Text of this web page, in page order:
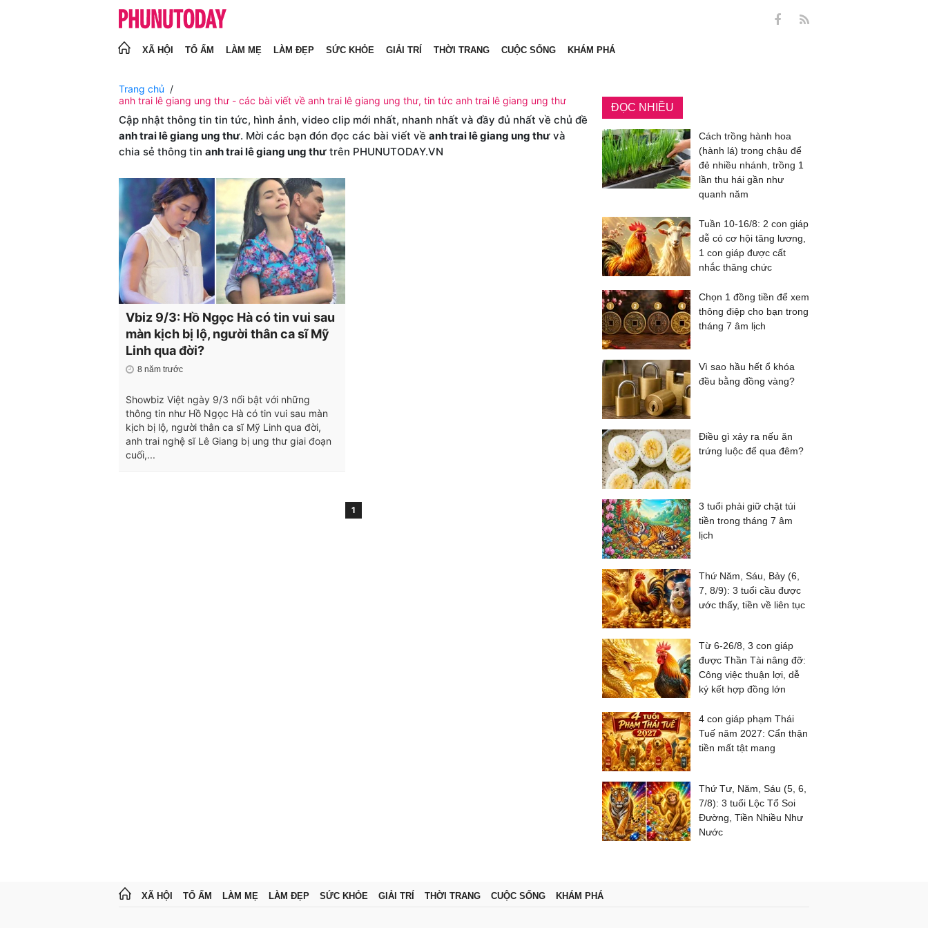
XÃ HỘI TỔ ẤM LÀM MẸ LÀM ĐẸP SỨC KHỎE GIẢI TRÍ THỜI TRANG CUỘC SỐNG KHÁM PHÁ
Trang chủ
anh trai lê giang ung thư - các bài viết về anh trai lê giang ung thư, tin tức anh trai lê giang ung thư
Cập nhật thông tin tin tức, hình ảnh, video clip mới nhất, nhanh nhất và đầy đủ nhất về chủ đề
anh trai lê giang ung thư. Mời các bạn đón đọc các bài viết về anh trai lê giang ung thư và
chia sẻ thông tin anh trai lê giang ung thư trên PHUNUTODAY.VN
Vbiz 9/3: Hồ Ngọc Hà có tin vui sau
màn kịch bị lộ, người thân ca sĩ Mỹ
Linh qua đời?
8 năm trước
Showbiz Việt ngày 9/3 nổi bật với những
thông tin như Hồ Ngọc Hà có tin vui sau màn
kịch bị lộ, người thân ca sĩ Mỹ Linh qua đời,
anh trai nghệ sĩ Lê Giang bị ung thư giai đoạn
cuối,...
1
ĐỌC NHIỀU
Cách trồng hành hoa
(hành lá) trong chậu để
đẻ nhiều nhánh, trồng 1
lần thu hái gần như
quanh năm
Tuần 10-16/8: 2 con giáp
dễ có cơ hội tăng lương,
1 con giáp được cất
nhắc thăng chức
Chọn 1 đồng tiền để xem
thông điệp cho bạn trong
tháng 7 âm lịch
Vì sao hầu hết ổ khóa
đều bằng đồng vàng?
Điều gì xảy ra nếu ăn
trứng luộc để qua đêm?
3 tuổi phải giữ chặt túi
tiền trong tháng 7 âm
lịch
Thứ Năm, Sáu, Bảy (6,
7, 8/9): 3 tuổi cầu được
ước thấy, tiền về liên tục
Từ 6-26/8, 3 con giáp
được Thần Tài nâng đỡ:
Công việc thuận lợi, dễ
ký kết hợp đồng lớn
4 con giáp phạm Thái
Tuế năm 2027: Cẩn thận
tiền mất tật mang
Thứ Tư, Năm, Sáu (5, 6,
7/8): 3 tuổi Lộc Tổ Soi
Đường, Tiền Nhiều Như
Nước
XÃ HỘI TỔ ẤM LÀM MẸ LÀM ĐẸP SỨC KHỎE GIẢI TRÍ THỜI TRANG CUỘC SỐNG KHÁM PHÁ